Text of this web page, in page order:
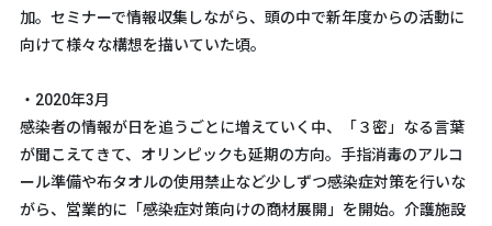
加。セミナーで情報収集しながら、頭の中で新年度からの活動に
向けて様々な構想を描いていた頃。
・2020年3月
感染者の情報が日を追うごとに増えていく中、「３密」なる言葉
が聞こえてきて、オリンピックも延期の方向。手指消毒のアルコ
ール準備や布タオルの使用禁止など少しずつ感染症対策を行いな
がら、営業的に「感染症対策向けの商材展開」を開始。介護施設